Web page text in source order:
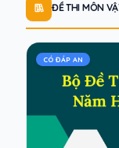
ĐỀ THI MÔN
CÓ ĐÁP AN